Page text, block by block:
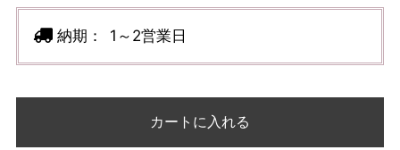
納期： 1～2営業日
カートに入れる